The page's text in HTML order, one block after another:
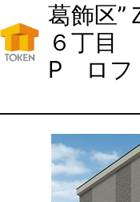
葛飾区”
６丁目
P ロフ